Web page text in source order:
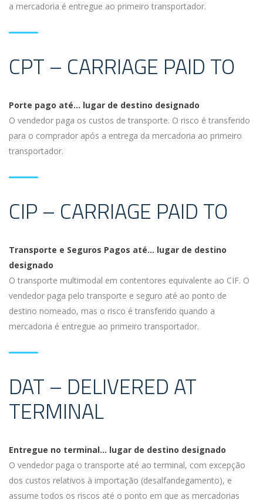
a mercadoria é entregue ao primeiro transportador.
CPT – CARRIAGE PAID TO
Porte pago até… lugar de destino designado
O vendedor paga os custos de transporte. O risco é transferido
para o comprador após a entrega da mercadoria ao primeiro
transportador.
CIP – CARRIAGE PAID TO
Transporte e Seguros Pagos até… lugar de destino
designado
O transporte multimodal em contentores equivalente ao CIF. O
vendedor paga pelo transporte e seguro até ao ponto de
destino nomeado, mas o risco é transferido quando a
mercadoria é entregue ao primeiro transportador.
DAT – DELIVERED AT
TERMINAL
Entregue no terminal… lugar de destino designado
O vendedor paga o transporte até ao terminal, com excepção
dos custos relativos à importação (desalfandegamento), e
assume todos os riscos até o ponto em que as mercadorias